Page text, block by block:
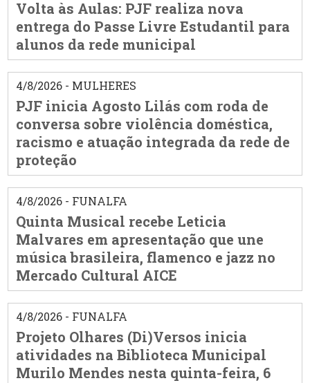
Volta às Aulas: PJF realiza nova
entrega do Passe Livre Estudantil para
alunos da rede municipal
4/8/2026 - MULHERES
PJF inicia Agosto Lilás com roda de
conversa sobre violência doméstica,
racismo e atuação integrada da rede de
proteção
4/8/2026 - FUNALFA
Quinta Musical recebe Leticia
Malvares em apresentação que une
música brasileira, flamenco e jazz no
Mercado Cultural AICE
4/8/2026 - FUNALFA
Projeto Olhares (Di)Versos inicia
atividades na Biblioteca Municipal
Murilo Mendes nesta quinta-feira, 6